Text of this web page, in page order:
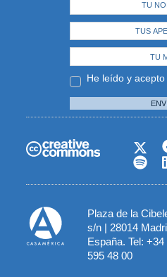
He leído y acepto
Plaza de la
s/n | 28014
España. Tel: +34
595 48 00